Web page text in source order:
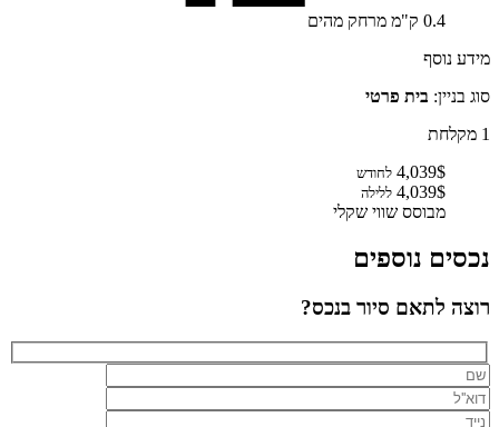
0.4 ק"מ מרחק מהים
מידע נוסף
סוג בניין: בית פרטי
1 מקלחת
4,039$ לחודש
4,039$ ללילה
מבוסס שווי שקלי
נכסים נוספים
רוצה לתאם סיור בנכס?